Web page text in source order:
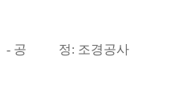
- 공 정: 조경공사